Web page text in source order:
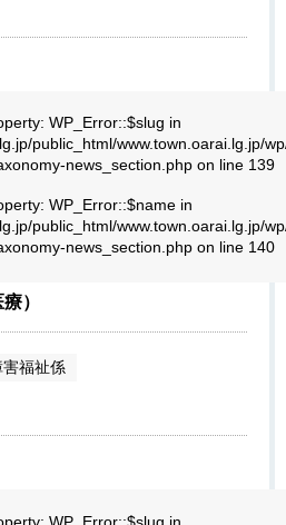
WP_Error::$slug in
public_html/www.town.oarai.lg.jp/
news_section.phpon line 139
WP_Error::$name in
public_html/www.town.oarai.lg.jp/
news_section.phpon line 140
）
害福祉係